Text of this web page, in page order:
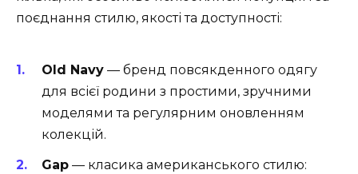
поєднання стилю, якості та доступності:
Old Navy — бренд повсякденного одягу
для всієї родини з простими, зручними
моделями та регулярним оновленням
колекцій.
Gap — класика американського стилю: